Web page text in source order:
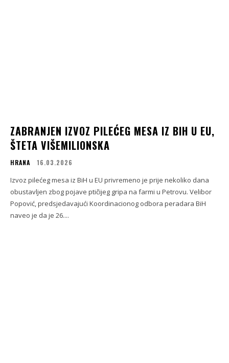
ZABRANJEN IZVOZ PILEĆEG MESA IZ BIH U EU,
ŠTETA VIŠEMILIONSKA
HRANA 16.03.2026
Izvoz pilećeg mesa iz BiH u EU privremeno je prije nekoliko dana
obustavljen zbog pojave ptičijeg gripa na farmi u Petrovu. Velibor
Popović, predsjedavajući Koordinacionog odbora peradara BiH
naveo je da je 26....